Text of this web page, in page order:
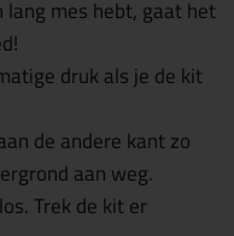
mes hebt, gaat het
druk als je de kit
de andere kant zo
aan weg.
Trek de kit er